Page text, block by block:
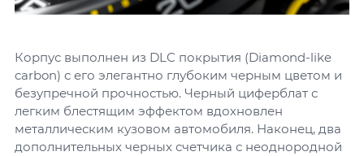
Корпус выполнен из DLC покрытия (Diamond-like
carbon) с его элегантно глубоким черным цветом и
безупречной прочностью. Черный циферблат с
легким блестящим эффектом вдохновлен
металлическим кузовом автомобиля. Наконец, два
дополнительных черных счетчика с неоднородной